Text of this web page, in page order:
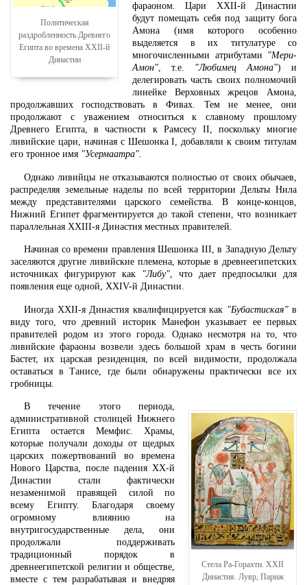
Политическая
раздробленность Древнего
Египта во времена XXII-й
Династии
фараоном. Цари XXII-й Династии
будут помещать себя под защиту бога
Амона (имя которого особенно
выделяется в их титулатуре со
многочисленными атрибутами "Мери-
Амон", т.е. "Любимец Амона") и
делегировать часть своих полномочий
линейке Верховных жрецов Амона,
продолжавших господствовать в Фивах. Тем не менее, они
продолжают с уважением относиться к славному прошлому
Древнего Египта, в частности к Рамсесу II, поскольку многие
ливийские цари, начиная с Шешонка I, добавляли к своим титулам
его тронное имя "Усермаатра".
Однако ливийцы не отказываются полностью от своих обычаев,
распределяя земельные наделы по всей территории Дельты Нила
между представителями царского семейства. В конце-концов,
Нижний Египет фрагментируется до такой степени, что возникает
параллельная XXIII-я Династия местных правителей.
Начиная со времени правления Шешонка III, в Западную Дельту
заселяются другие ливийские племена, которые в древнеегипетских
источниках фигурируют как "Либу", что дает предпосылки для
появления еще одной, XXIV-й Династии.
Иногда XXII-я Династия квалифицируется как "Бубастиская"в
виду того, что древний историк Манефон указывает ее первых
правителей родом из этого города. Однако несмотря на то, что
ливийские фараоны возвели здесь большой храм в честь богини
Бастет, их царская резиденция, по всей видимости, продолжала
оставаться в Танисе, где были обнаружены практически все их
гробницы.
Стела Ра-Горахти. XXII
Династия. Лувр, Париж
В течение этого периода,
административной столицей Нижнего
Египта остается Мемфис. Храмы,
которые получали доходы от щедрых
царских пожертвований во времена
Нового Царства, после падения XX-й
Династии стали фактически
незаменимой правящей силой по
всему Египту. Благодаря своему
огромному влиянию на
внутригосударственные дела, они
продолжали поддерживать
традиционный порядок в
древнеегипетской религии и обществе,
вместе с тем разрабатывая и внедряя